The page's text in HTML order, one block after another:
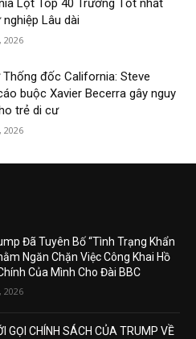
Lọt Top 40 Trường Tốt nhất
Lâu dài
2026
Thống đốc California: Steve
buộc Xavier Becerra gây nguy
trẻ di cư
2026
Đã Tuyên Bố “Tình Trạng Khẩn
Ngăn Chặn Việc Công Khai Hồ
Của Mình Cho Đài BBC
2026
GỌI CHÍNH SÁCH CỦA TRUMP VỀ